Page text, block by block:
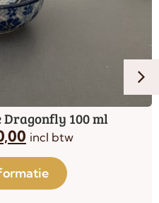
100 ml
incl btw